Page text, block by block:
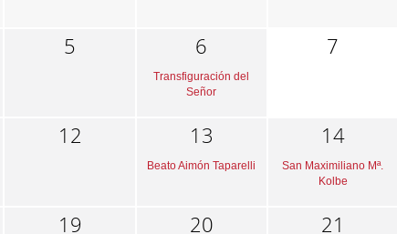
5 6
Transfiguración del
Señor
7
12 13
Beato Aimón Taparelli
14
San Maximiliano Mª.
Kolbe
19 20 21